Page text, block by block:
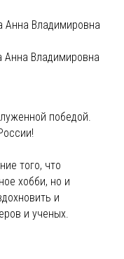
Владимировна
Анна Владимировна
победой.
того, что
хобби, но и
и
и ученых.